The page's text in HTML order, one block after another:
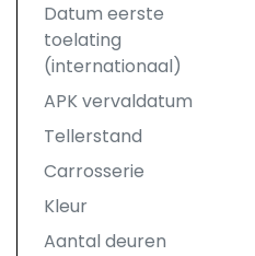
Datum eerste
toelating
(internationaal)
APK vervaldatum
Tellerstand
Carrosserie
Kleur
Aantal deuren